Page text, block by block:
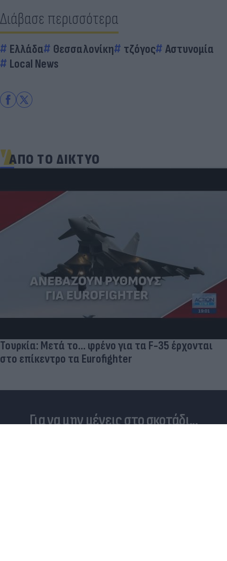
Διάβασε περισσότερα
Ελλάδα Θεσσαλονίκη τζόγος
Αστυνομία
Local News
ΑΠΟ ΤΟ ΔΙΚΤΥΟ
Τουρκία: Μετά το... φρένο για τα F-35 έρχονται
στο επίκεντρο τα Eurofighter
Για να μην μένεις στο σκοτάδι...